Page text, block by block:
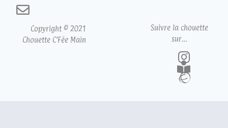
Copyright © 2021
Chouette C’Fée Main
Suivre la chouette
sur…